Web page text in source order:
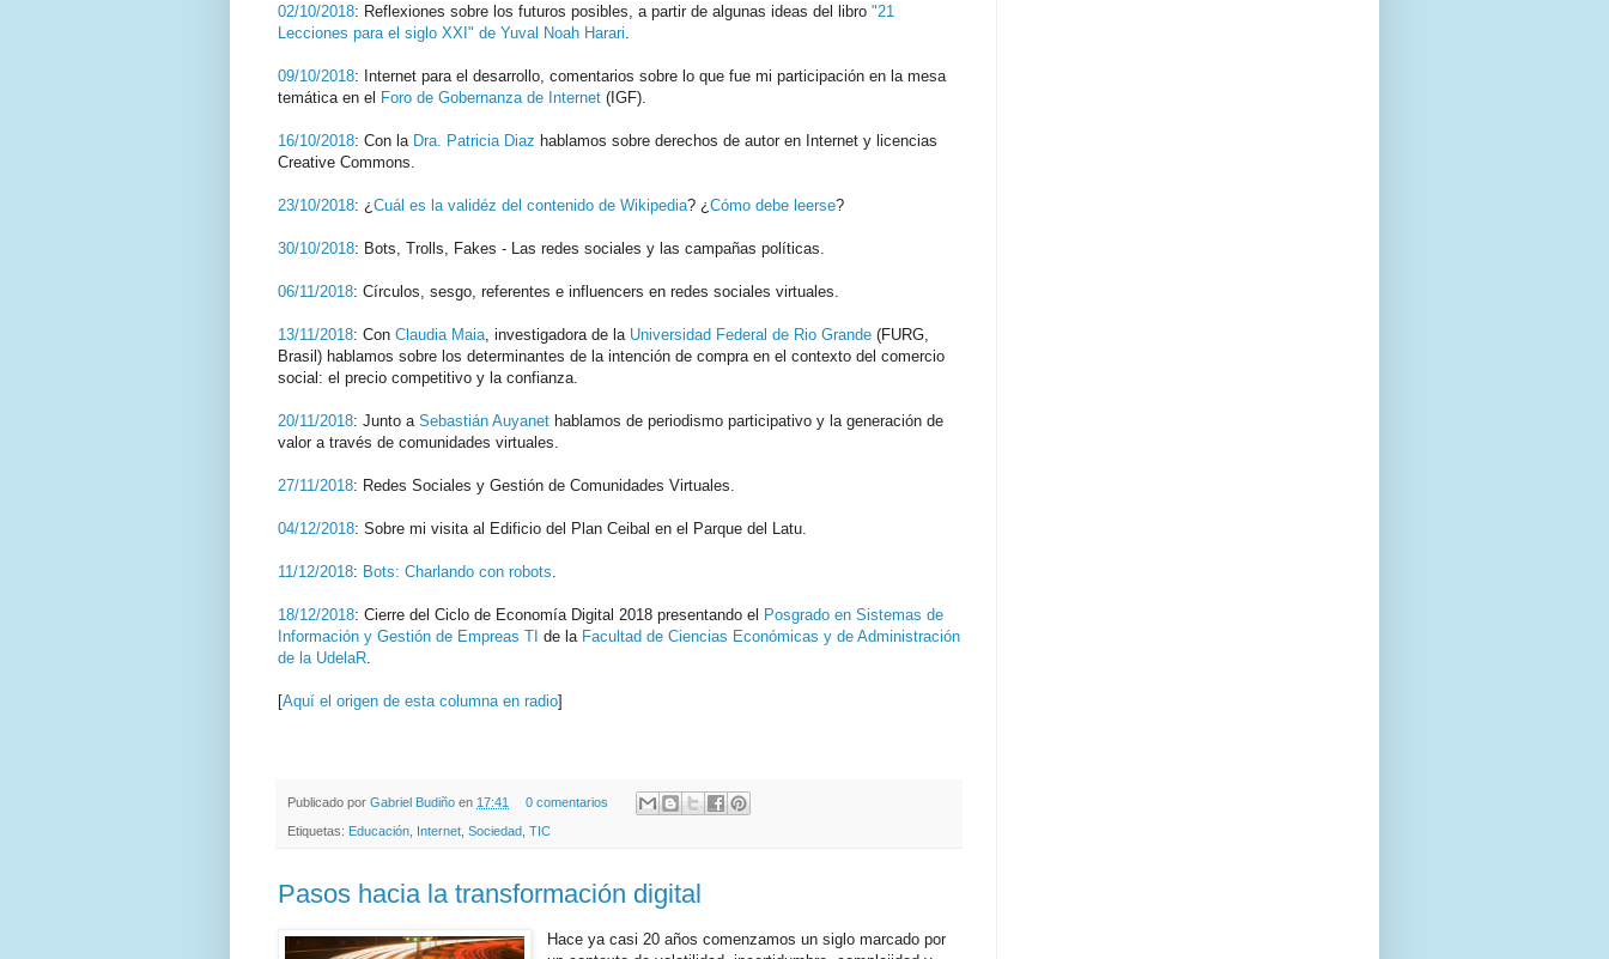
02/10/2018: Reflexiones sobre los futuros posibles, a partir de algunas ideas del libro "21
Lecciones para el siglo XXI" de Yuval Noah Harari
09/10/2018: Internet para el desarrollo, comentarios sobre lo que fue mi participación en la mesa
temática en el Foro de Gobernanza de Internet (IGF).
16/10/2018: Con la Dra. Patricia Diaz hablamos sobre derechos de autor en Internet y licencias
Creative Commons.
23/10/2018: ¿ Cuál es la validéz del contenido de Wikipedia? ¿ Cómo debe leerse?
30/10/2018: Bots, Trolls, Fakes - Las redes sociales y las campañas políticas.
06/11/2018: Círculos, sesgo, referentes e influencers en redes sociales virtuales.
13/11/2018: Con Claudia Maia , investigadora de la Universidad Federal de Rio Grande (FURG,
Brasil) hablamos sobre los determinantes de la intención de compra en el contexto del comercio
social: el precio competitivo y la confianza.
20/11/2018: Junto a Sebastián Auyanet hablamos de periodismo participativo y la generación de
valor a través de comunidades virtuales.
27/11/2018: Redes Sociales y Gestión de Comunidades Virtuales.
04/12/2018: Sobre mi visita al Edificio del Plan Ceibal en el Parque del Latu.
11/12/2018: Bots: Charlando con robots
18/12/2018: Cierre del Ciclo de Economía Digital 2018 presentando el Posgrado en Sistemas de
Información y Gestión de Empreas TI de la Facultad de Ciencias Económicas y de Administración
de la UdelaR
[Aquí el origen de esta columna en radio]
Publicado por Gabriel Budiño en 17:41 0 comentarios
Etiquetas: Educación Internet Sociedad TIC
Pasos hacia la transformación digital
Hace ya casi 20 años comenzamos un siglo marcado por